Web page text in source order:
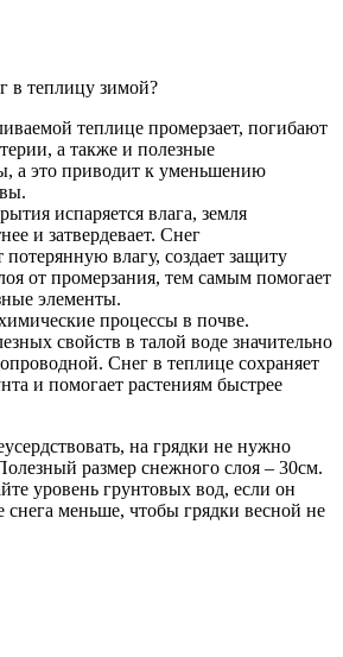
в теплицу зимой?
теплице промерзает, погибают
а также и полезные
а это приводит к уменьшению
испаряется влага, земля
и затвердевает. Снег
потерянную влагу, создает защиту
от промерзания, тем самым помогает
элементы.
процессы в почве.
свойств в талой воде значительно
Снег в теплице сохраняет
и помогает растениям быстрее
на грядки не нужно
размер снежного слоя – 30см.
уровень грунтовых вод, если он
снега меньше, чтобы грядки весной не